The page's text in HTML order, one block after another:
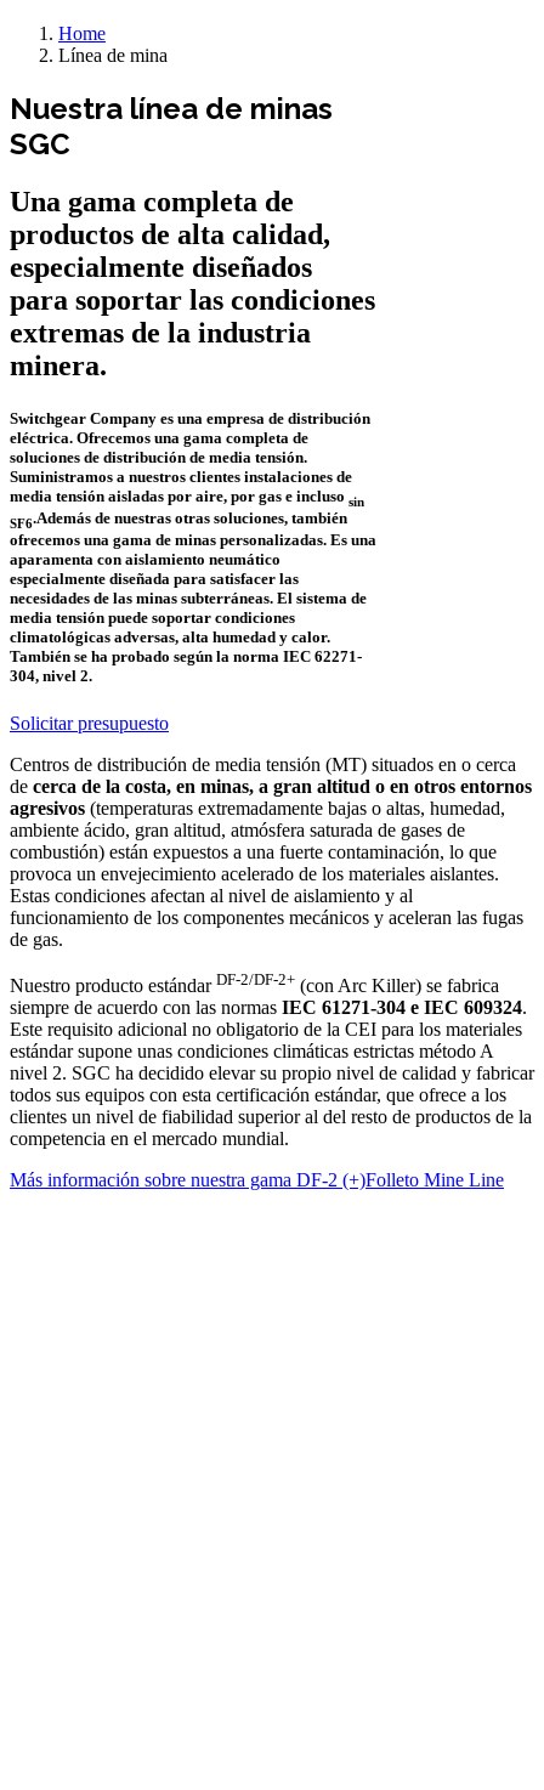
Home
Línea de mina
Nuestra línea de minas
SGC
Una gama completa de
productos de alta calidad,
especialmente diseñados
para soportar las condiciones
extremas de la industria
minera.
Switchgear Company es una empresa de distribución
eléctrica. Ofrecemos una gama completa de
soluciones de distribución de media tensión.
Suministramos a nuestros clientes instalaciones de
media tensión aisladas por aire, por gas e incluso sin
SF6.Además de nuestras otras soluciones, también
ofrecemos una gama de minas personalizadas. Es una
aparamenta con aislamiento neumático
especialmente diseñada para satisfacer las
necesidades de las minas subterráneas. El sistema de
media tensión puede soportar condiciones
climatológicas adversas, alta humedad y calor.
También se ha probado según la norma IEC 62271-
304, nivel 2.
Solicitar presupuesto
Centros de distribución de media tensión (MT) situados en o cerca
de cerca de la costa, en minas, a gran altitud o en otros entornos
agresivos (temperaturas extremadamente bajas o altas, humedad,
ambiente ácido, gran altitud, atmósfera saturada de gases de
combustión) están expuestos a una fuerte contaminación, lo que
provoca un envejecimiento acelerado de los materiales aislantes.
Estas condiciones afectan al nivel de aislamiento y al
funcionamiento de los componentes mecánicos y aceleran las fugas
de gas.
Nuestro producto estándar DF-2/DF-2+ (con Arc Killer) se fabrica
siempre de acuerdo con las normas IEC 61271-304 e IEC 609324.
Este requisito adicional no obligatorio de la CEI para los materiales
estándar supone unas condiciones climáticas estrictas método A
nivel 2. SGC ha decidido elevar su propio nivel de calidad y fabricar
todos sus equipos con esta certificación estándar, que ofrece a los
clientes un nivel de fiabilidad superior al del resto de productos de la
competencia en el mercado mundial.
Más información sobre nuestra gama DF-2 (+)Folleto Mine Line